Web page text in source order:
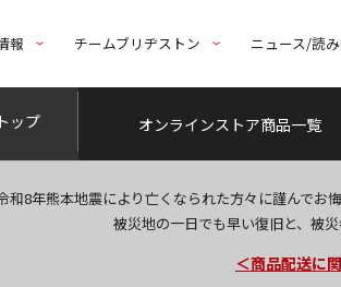
報 チームブリヂストン ニュース/読
ップ オンラインストア商品一覧
和8年熊本地震により亡くなられた方々に謹んでお
被災地の一日でも早い復旧と、被
今なら新規会
＜商品配送に
＜夏季休暇中